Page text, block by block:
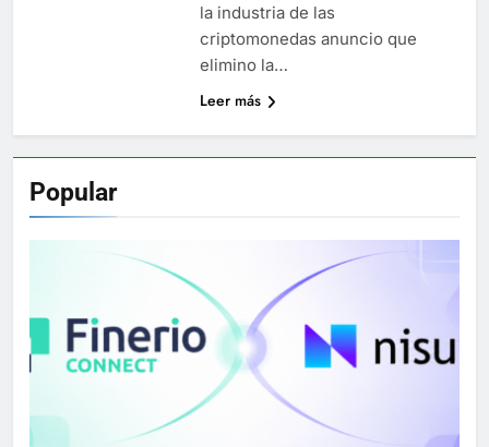
la industria de las
criptomonedas anuncio que
elimino la…
Leer más
Popular